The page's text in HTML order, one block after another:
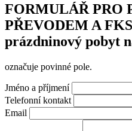
FORMULÁŘ PRO
PŘEVODEM A
prázdninový pobyt
označuje povinné pole.
Jméno a příjmení
Telefonní kontakt
Email